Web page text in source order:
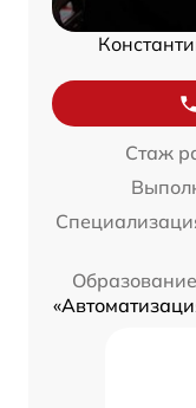
Стаж